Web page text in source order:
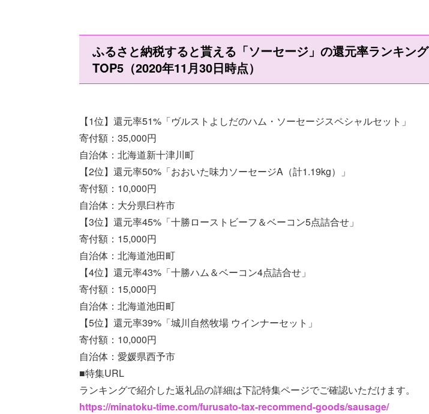
ふるさと納税すると貰える「ソーセージ」の還元率ランキング
TOP5（2020年11月30日時点）
【1位】還元率51%「ヴルストよしだのハム・ソーセージスペシャルセット」
寄付額：35,000円
自治体：北海道新十津川町
【2位】還元率50%「おおいた味力ソーセージA（計1.19kg）」
寄付額：10,000円
自治体：大分県臼杵市
【3位】還元率45%「十勝ローストビーフ＆ベーコン5点詰合せ」
寄付額：15,000円
自治体：北海道池田町
【4位】還元率43%「十勝ハム＆ベーコン4点詰合せ」
寄付額：15,000円
自治体：北海道池田町
【5位】還元率39%「城川自然牧場 ウインナーセット」
寄付額：10,000円
自治体：愛媛県西予市
■特集URL
ランキングで紹介した返礼品の詳細は下記特集ページでご確認いただけます。
https://minatoku-time.com/furusato-tax-recommend-goods/sausage/